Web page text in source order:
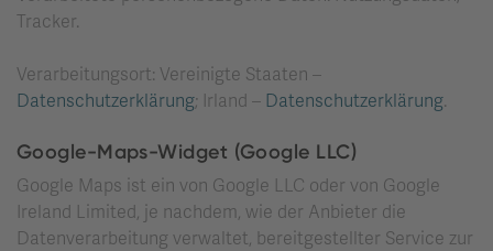
Tracker.
Verarbeitungsort: Vereinigte Staaten –
Datenschutzerklärung; Irland – Datenschutzerklärung.
Google-Maps-Widget (Google LLC)
Google Maps ist ein von Google LLC oder von Google
Ireland Limited, je nachdem, wie der Anbieter die
Datenverarbeitung verwaltet, bereitgestellter Service zur